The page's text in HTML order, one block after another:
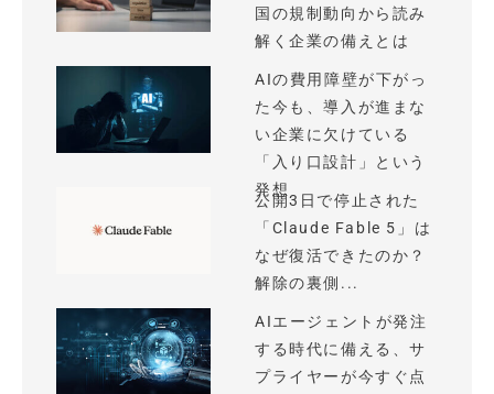
国の規制動向から読み
解く企業の備えとは
AIの費用障壁が下がっ
た今も、導入が進まな
い企業に欠けている
「入り口設計」という
発想
公開3日で停止された
「Claude Fable 5」は
なぜ復活できたのか？
解除の裏側...
AIエージェントが発注
する時代に備える、サ
プライヤーが今すぐ点